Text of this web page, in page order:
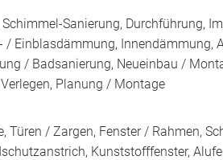
Sanierung, Durchführung,
/ Einblasdämmung, Innendämmung,
/ Badsanierung, Neueinbau /
Planung / Montage
Türen / Zargen, Fenster / Rahmen,
Kunststofffenster,